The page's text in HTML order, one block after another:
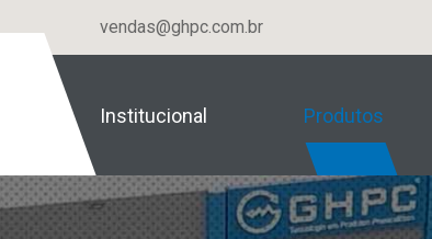
vendas@ghpc.com.br
Institucional Produtos